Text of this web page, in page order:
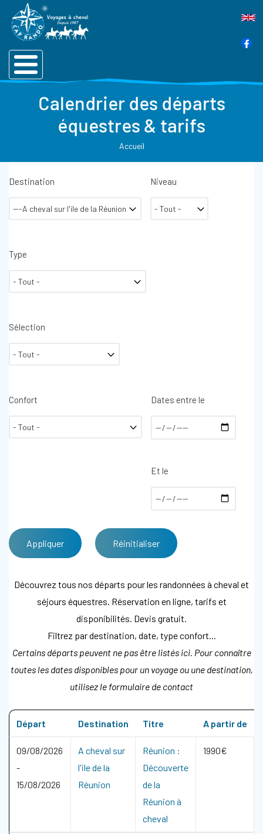
Calendrier des départs
équestres & tarifs
Accueil
Destination Niveau
Type
Sélection
Confort Dates entre le
Et le
Découvrez tous nos départs pour les randonnées à cheval et
séjours équestres. Réservation en ligne, tarifs et
disponibilités. Devis gratuit.
Filtrez par destination, date, type confort...
Certains départs peuvent ne pas être listés ici. Pour connaître
toutes les dates disponibles pour un voyage ou une destination,
utilisez le formulaire de contact
Départ Destination Titre A partir de
09/08/2026
-
15/08/2026
A cheval sur
l'ile de la
Réunion
Réunion :
Découverte
de la
Réunion à
cheval
1990€